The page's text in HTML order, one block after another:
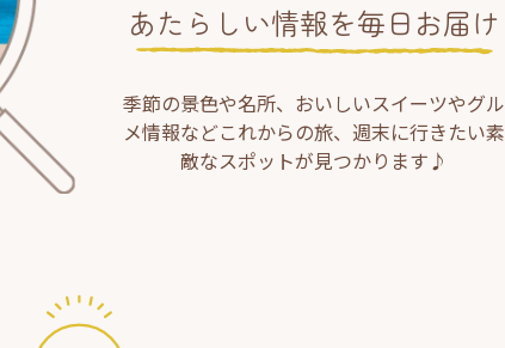
あたらしい情報を毎日お届け
季節の景色や名所、おいしいスイーツやグル
メ情報などこれからの旅、週末に行きたい素
敵なスポットが見つかります♪